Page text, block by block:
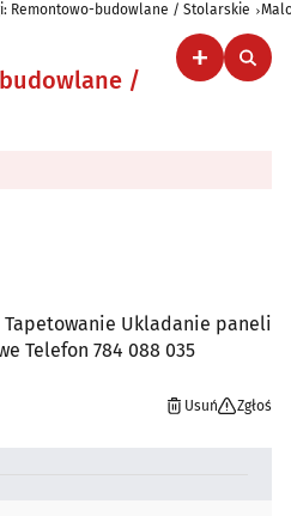
Remontowo-budowlane / Stolarskie
/
Ukladanie paneli
Telefon 784 088 035
Usuń Zgłoś